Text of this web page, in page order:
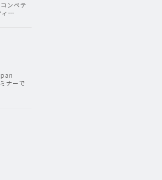
ンペテ
ィ…
ナーで